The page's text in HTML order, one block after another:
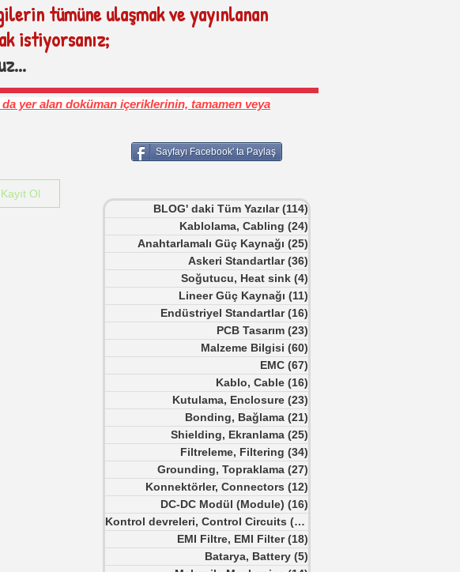
tümüne ulaşmak ve yayınlanan
istiyorsanız;
yer alan doküman içeriklerinin, tamamen veya
Ol
Sayfayı Facebook' ta Paylaş
BLOG' daki Tüm Yazılar (114)114 yazı
Kablolama, Cabling (24)
Anahtarlamalı Güç Kaynağı (25)
Askeri Standartlar (36)
Soğutucu, Heat sink (4)
Lineer Güç Kaynağı (11)
Endüstriyel Standartlar (16)
PCB Tasarım (23)
Malzeme Bilgisi (60)
EMC (67)
Kablo, Cable (16)
Kutulama, Enclosure (23)
Bonding, Bağlama (21)
Shielding, Ekranlama (25)
Filtreleme, Filtering (34)
Grounding, Topraklama (27)
Konnektörler, Connectors (12)
DC-DC Modül (Module) (16)
Kontrol devreleri, Control Circuits (12)
EMI Filtre, EMI Filter (18)
Batarya, Battery (5)